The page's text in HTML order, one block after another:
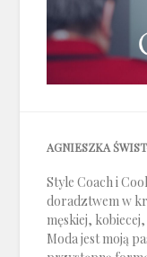
AGNIESZKA
Style Coach i
doradztwem w
męskiej,
Moda jest moją